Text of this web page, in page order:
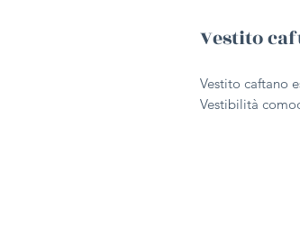
Vestito
Vestito caftano
Vestibilità